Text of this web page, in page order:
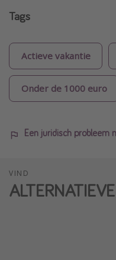
Tags
Actieve vakantie
Onder de 1000 euro
Een juridisch probleem
VIND